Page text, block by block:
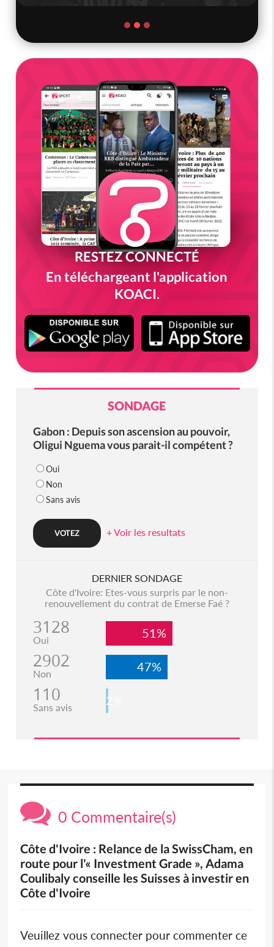
RESTEZ CONNECTÉ
En téléchargeant l'application
KOACI.
SONDAGE
Gabon : Depuis son ascension au pouvoir,
Oligui Nguema vous parait-il compétent ?
Oui
Non
Sans avis
+ Voir les resultats
DERNIER SONDAGE
Côte d'Ivoire: Etes-vous surpris par le non-
renouvellement du contrat de Emerse Faé ?
3128
Oui 51%
2902
Non 47%
110
Sans avis 2%
0 Commentaire(s)
Côte d'Ivoire : Relance de la SwissCham, en
route pour l'« Investment Grade », Adama
Coulibaly conseille les Suisses à investir en
Côte d'Ivoire
Veuillez vous connecter pour commenter ce